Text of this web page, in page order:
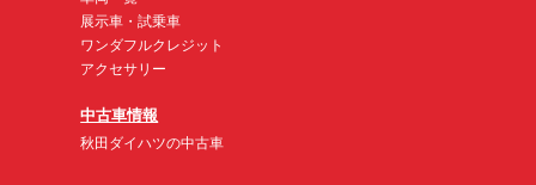
展示車・試乗車
ワンダフルクレジット
アクセサリー
中古車情報
秋田ダイハツの中古車